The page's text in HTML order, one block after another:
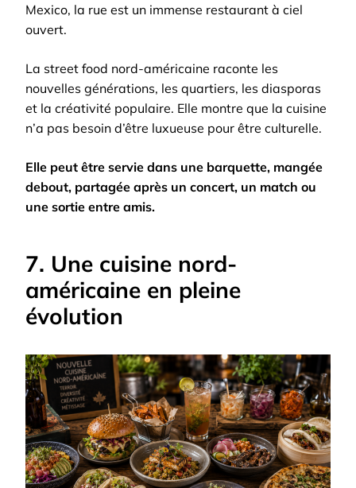
Mexico, la rue est un immense restaurant à ciel
ouvert.
La street food nord-américaine raconte les
nouvelles générations, les quartiers, les diasporas
et la créativité populaire. Elle montre que la cuisine
n’a pas besoin d’être luxueuse pour être culturelle.
Elle peut être servie dans une barquette, mangée
debout, partagée après un concert, un match ou
une sortie entre amis.
7. Une cuisine nord-
américaine en pleine
évolution